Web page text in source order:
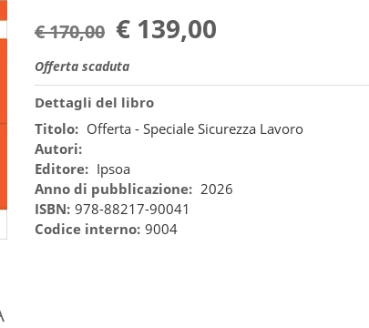
€ 170,00 € 139,00
Offerta scaduta
Dettagli del libro
Titolo: Offerta - Speciale Sicurezza Lavoro
Autori:
Editore: Ipsoa
Anno di pubblicazione: 2026
ISBN: 978-88217-90041
Codice interno: 9004